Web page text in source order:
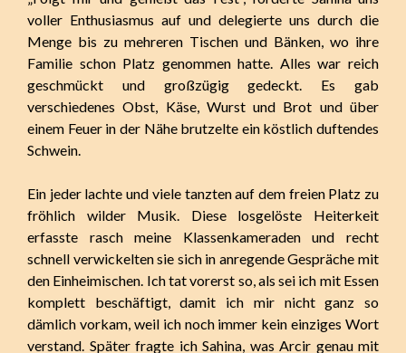
voller Enthusiasmus auf und delegierte uns durch die
Menge bis zu mehreren Tischen und Bänken, wo ihre
Familie schon Platz genommen hatte. Alles war reich
geschmückt und großzügig gedeckt. Es gab
verschiedenes Obst, Käse, Wurst und Brot und über
einem Feuer in der Nähe brutzelte ein köstlich duftendes
Schwein.
Ein jeder lachte und viele tanzten auf dem freien Platz zu
fröhlich wilder Musik. Diese losgelöste Heiterkeit
erfasste rasch meine Klassenkameraden und recht
schnell verwickelten sie sich in anregende Gespräche mit
den Einheimischen. Ich tat vorerst so, als sei ich mit Essen
komplett beschäftigt, damit ich mir nicht ganz so
dämlich vorkam, weil ich noch immer kein einziges Wort
verstand. Später fragte ich Sahina, was Arcir genau mit